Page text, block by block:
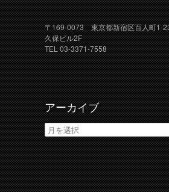
〒169-0073 東京都新宿区百人町1-
久保ビル2F
TEL 03-3371-7558
アーカイブ
ア
ー
カ
イ
ブ